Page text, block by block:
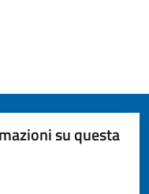
su questa